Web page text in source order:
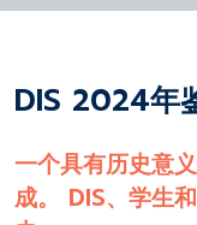
DIS 2024年
一个具有历史意
成。 DIS、学生